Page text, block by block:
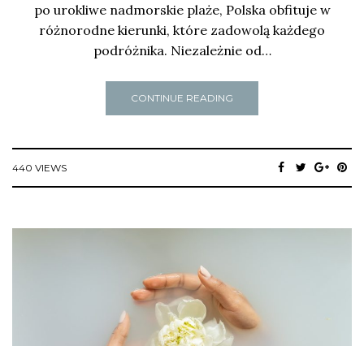
po urokliwe nadmorskie plaże, Polska obfituje w
różnorodne kierunki, które zadowolą każdego
podróżnika. Niezależnie od…
CONTINUE READING
440 VIEWS